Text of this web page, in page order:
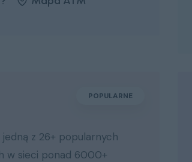
POPULARNE
z 26+ popularnych
w sieci ponad 6000+